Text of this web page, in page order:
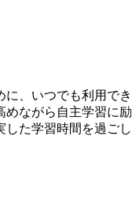
、いつでも利用でき
めながら自主学習に励
した学習時間を過ごし